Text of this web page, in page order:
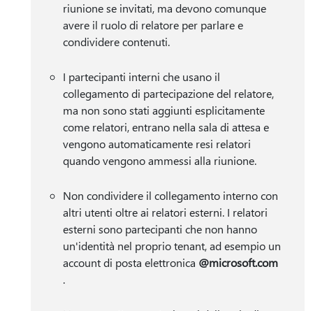
riunione se invitati, ma devono comunque
avere il ruolo di relatore per parlare e
condividere contenuti.
I partecipanti interni che usano il
collegamento di partecipazione del relatore,
ma non sono stati aggiunti esplicitamente
come relatori, entrano nella sala di attesa e
vengono automaticamente resi relatori
quando vengono ammessi alla riunione.
Non condividere il collegamento interno con
altri utenti oltre ai relatori esterni. I relatori
esterni sono partecipanti che non hanno
un'identità nel proprio tenant, ad esempio un
account di posta elettronica @microsoft.com
.